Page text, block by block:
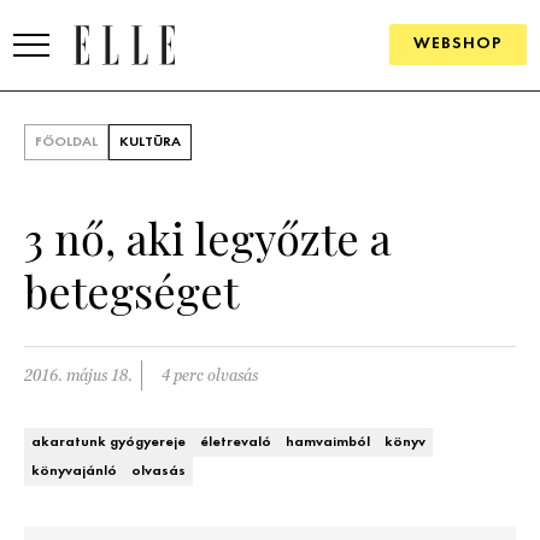
WEBSHOP
GOURMET AWARDS
SZÉPSÉG
KULTÚRA
ÉLETMÓD
FŐOLDAL KULTÚRA
3 nő, aki legyőzte a
betegséget
2016. május 18. 4 perc olvasás
akaratunk gyógyereje életrevaló hamvaimból
könyv
könyvajánló
olvasás